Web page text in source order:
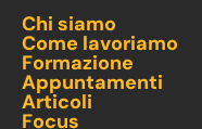
Chi siamo
Come lavoriamo
Formazione
Appuntamenti
Articoli
Focus